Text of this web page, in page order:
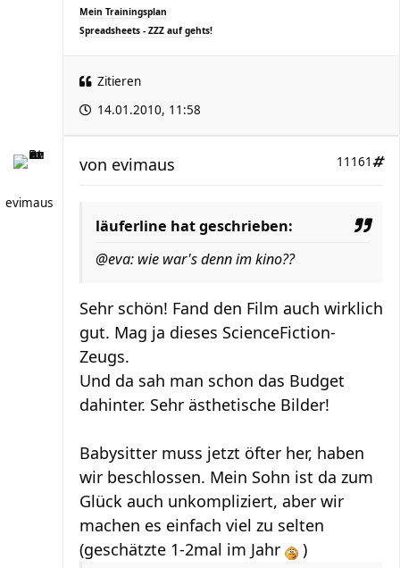
Mein Trainingsplan
Spreadsheets - ZZZ auf gehts!
Zitieren
14.01.2010, 11:58
evimaus
11161
von evimaus
läuferline hat geschrieben:
@eva: wie war's denn im kino??
Sehr schön! Fand den Film auch wirklich
gut. Mag ja dieses ScienceFiction-
Zeugs.
Und da sah man schon das Budget
dahinter. Sehr ästhetische Bilder!
Babysitter muss jetzt öfter her, haben
wir beschlossen. Mein Sohn ist da zum
Glück auch unkompliziert, aber wir
machen es einfach viel zu selten
(geschätzte 1-2mal im Jahr
)